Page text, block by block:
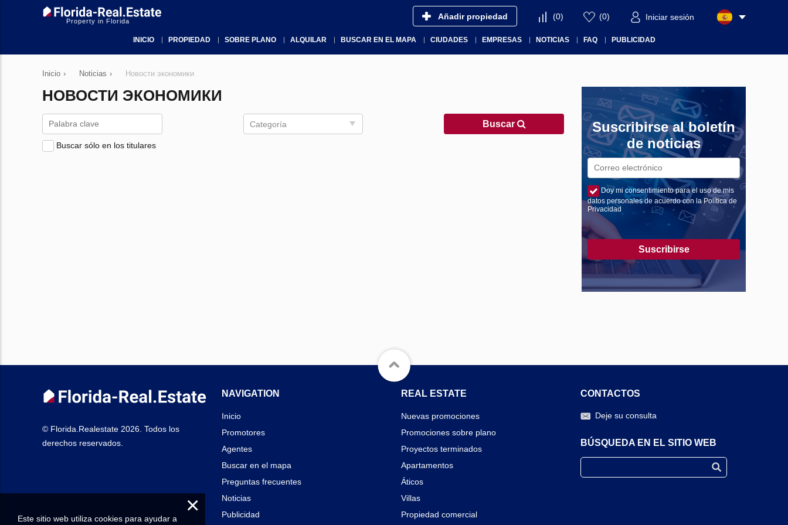
Property in Florida Añadir propiedad (0) (0) Iniciar sesión
INICIO PROPIEDAD SOBRE PLANO ALQUILAR BUSCAR EN EL MAPA CIUDADES EMPRESAS NOTICIAS FAQ PUBLICIDAD
Inicio › Noticias › Новости экономики
НОВОСТИ ЭКОНОМИКИ
Categoría Buscar
Buscar sólo en los titulares
Suscribirse al boletín
de noticias
Doy mi consentimiento para el uso de mis
datos personales de acuerdo con la Política de
Privacidad
Suscribirse
© Florida.Realestate 2026. Todos los
derechos reservados.
NAVIGATION
Inicio
Promotores
Agentes
Buscar en el mapa
Preguntas frecuentes
Noticias
Publicidad
REAL ESTATE
Nuevas promociones
Promociones sobre plano
Proyectos terminados
Apartamentos
Áticos
Villas
Propiedad comercial
CONTACTOS
Deje su consulta
BÚSQUEDA EN EL SITIO WEB
×
Este sitio web utiliza cookies para ayudar a